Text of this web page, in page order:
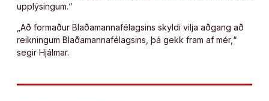
upplýsingum.“
„Að formaður Blaðamannafélagsins skyldi vilja aðgang að
reikningum Blaðamannafélagsins, þá gekk fram af mér,“
segir Hjálmar.